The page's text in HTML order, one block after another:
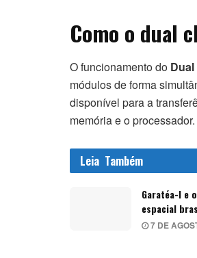
Como o dual
O funcionamento do
módulos de forma
disponível para a
memória e o processador.
Leia Também
Garatéa-l e
espacial
7 DE